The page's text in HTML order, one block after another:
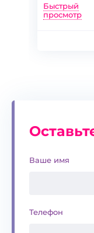
Быстрый
просмотр
Ваше имя
Телефон